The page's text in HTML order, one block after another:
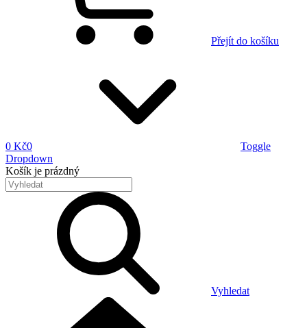
Přejít do košíku
0 Kč0
Toggle
Dropdown
Košík je prázdný
Vyhledat